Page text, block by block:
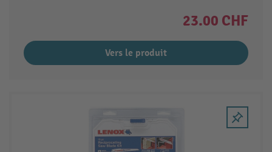
23.00 CHF
Vers le produit